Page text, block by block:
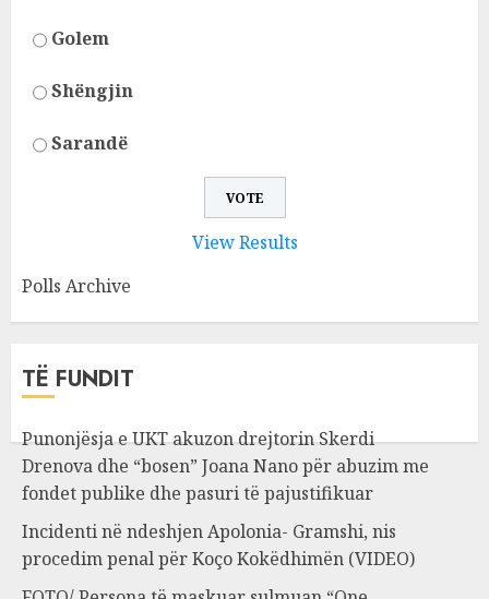
Golem
Shëngjin
Sarandë
View Results
Polls Archive
TË FUNDIT
Punonjësja e UKT akuzon drejtorin Skerdi
Drenova dhe “bosen” Joana Nano për abuzim me
fondet publike dhe pasuri të pajustifikuar
Incidenti në ndeshjen Apolonia- Gramshi, nis
procedim penal për Koço Kokëdhimën (VIDEO)